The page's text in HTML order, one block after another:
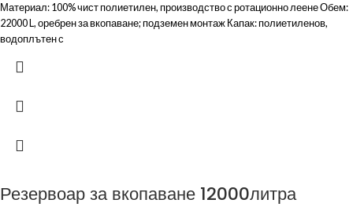
Материал: 100% чист полиетилен, производство с ротационно леене Обем:
22000 L, оребрен за вкопаване; подземен монтаж Капак: полиетиленов,
водоплътен с
Резервоар за вкопаване 12000литра